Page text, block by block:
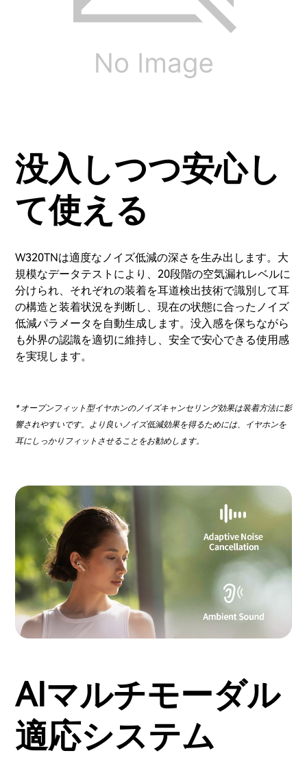
没入しつつ安心し
て使える
W320TNは適度なノイズ低減の深さを生み出します。大
規模なデータテストにより、20段階の空気漏れレベルに
分けられ、それぞれの装着を耳道検出技術で識別して耳
の構造と装着状況を判断し、現在の状態に合ったノイズ
低減パラメータを自動生成します。没入感を保ちながら
も外界の認識を適切に維持し、安全で安心できる使用感
を実現します。
* オープンフィット型イヤホンのノイズキャンセリング効果は装着方法に影
響されやすいです。より良いノイズ低減効果を得るためには、イヤホンを
耳にしっかりフィットさせることをお勧めします。
AIマルチモーダル
適応システム